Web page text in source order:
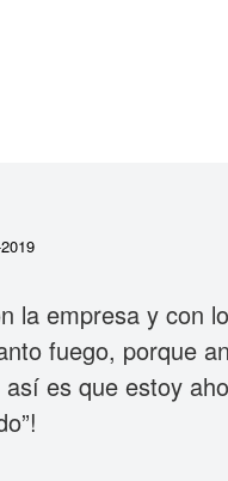
la empresa y con
fuego, porque
es que estoy